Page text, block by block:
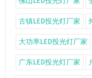
古镇LED投光灯厂家
大功率LED投光灯厂家
广东LED投光灯厂家